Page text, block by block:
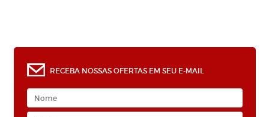
RECEBA NOSSAS OFERTAS EM SEU E-MAIL